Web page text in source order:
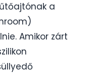
a
Amikor zárt